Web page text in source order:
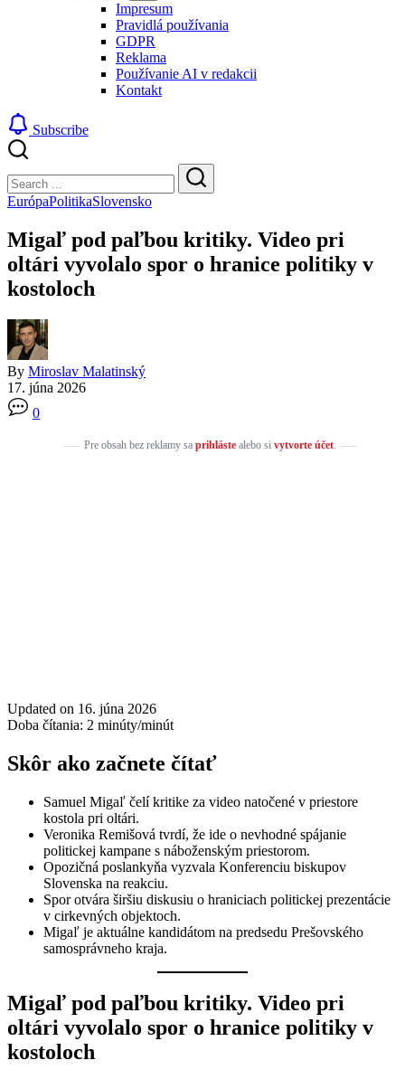
Impresum
Pravidlá používania
GDPR
Reklama
Používanie AI v redakcii
Kontakt
Subscribe
Search
Search
EurópaPolitikaSlovensko
Migaľ pod paľbou kritiky. Video pri
oltári vyvolalo spor o hranice politiky v
kostoloch
By Miroslav Malatinský
17. júna 2026
0
Pre obsah bez reklamy sa prihlástealebo si vytvorte účet.
Updated on 16. júna 2026
Doba čítania: 2 minúty/minút
Skôr ako začnete čítať
Samuel Migaľ čelí kritike za video natočené v priestore
kostola pri oltári.
Veronika Remišová tvrdí, že ide o nevhodné spájanie
politickej kampane s náboženským priestorom.
Opozičná poslankyňa vyzvala Konferenciu biskupov
Slovenska na reakciu.
Spor otvára širšiu diskusiu o hraniciach politickej prezentácie
v cirkevných objektoch.
Migaľ je aktuálne kandidátom na predsedu Prešovského
samosprávneho kraja.
Migaľ pod paľbou kritiky. Video pri
oltári vyvolalo spor o hranice politiky v
kostoloch